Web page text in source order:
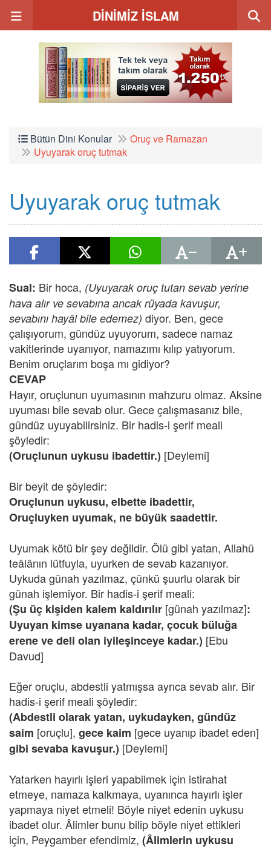
DİNİMİZ İSLAM
Bütün Dini Konular
Oruç ve Ramazan
Uyuyarak oruç tutmak
Uyuyarak oruç tutmak
Sual: Bir hoca, (Uyuyarak oruç tutan sevab yerine
hava alır ve sevabına ancak rüyada kavuşur,
sevabını hayâl bile edemez) diyor. Ben, gece
çalışıyorum, gündüz uyuyorum, sadece namaz
vakitlerinde uyanıyor, namazımı kılıp yatıyorum.
Benim oruçlarım boşa mı gidiyor?
CEVAP
Hayır, oruçlunun uyumasının mahzuru olmaz. Aksine
uyuması bile sevab olur. Gece çalışmasanız bile,
gündüz uyuyabilirsiniz. Bir hadis-i şerif meali
şöyledir:
(Oruçlunun uykusu ibadettir.) [Deylemi]
Bir beyit de şöyledir:
Oruçlunun uykusu, elbette ibadettir,
Oruçluyken uyumak, ne büyük saadettir.
Uyumak kötü bir şey değildir. Ölü gibi yatan, Allahü
teâlânın lütfuyla, uyurken de sevab kazanıyor.
Uykuda günah yazılmaz, çünkü şuurlu olarak bir
günah işlemiyor. Bir hadis-i şerif meali:
(Şu üç kişiden kalem kaldırılır [günah yazılmaz]:
Uyuyan kimse uyanana kadar, çocuk büluğa
erene ve deli olan iyileşinceye kadar.) [Ebu
Davud]
Eğer oruçlu, abdestli yatmışsa ayrıca sevab alır. Bir
hadis-i şerif meali şöyledir:
(Abdestli olarak yatan, uykudayken, gündüz
saim [oruçlu], gece kaim [gece uyanıp ibadet eden]
gibi sevaba kavuşur.) [Deylemi]
Yatarken hayırlı işleri yapabilmek için istirahat
etmeye, namaza kalkmaya, uyanınca hayırlı işler
yapmaya niyet etmeli! Böyle niyet edenin uykusu
ibadet olur. Âlimler bunu bilip böyle niyet ettikleri
için, Peygamber efendimiz, (Âlimlerin uykusu